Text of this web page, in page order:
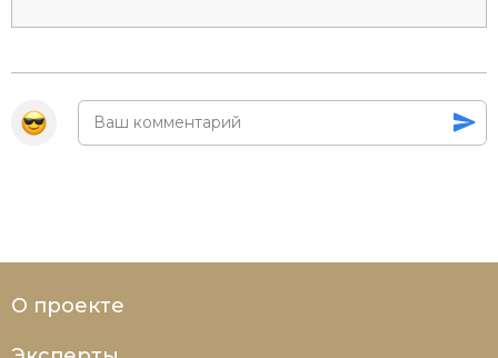
О проекте